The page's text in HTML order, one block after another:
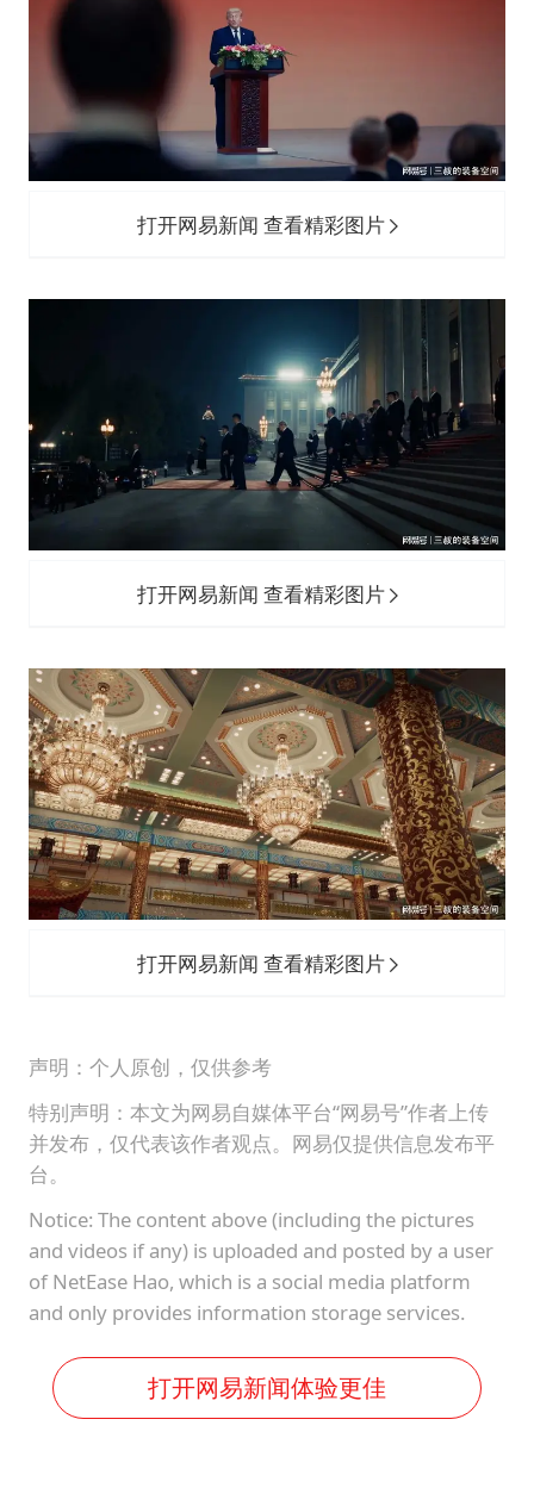
打开网易新闻 查看精彩图片
打开网易新闻 查看精彩图片
打开网易新闻 查看精彩图片
声明：个人原创，仅供参考
特别声明：本文为网易自媒体平台“网易号”作者上传
并发布，仅代表该作者观点。网易仅提供信息发布平
台。
Notice: The content above (including the pictures
and videos if any) is uploaded and posted by a user
of NetEase Hao, which is a social media platform
and only provides information storage services.
打开网易新闻体验更佳